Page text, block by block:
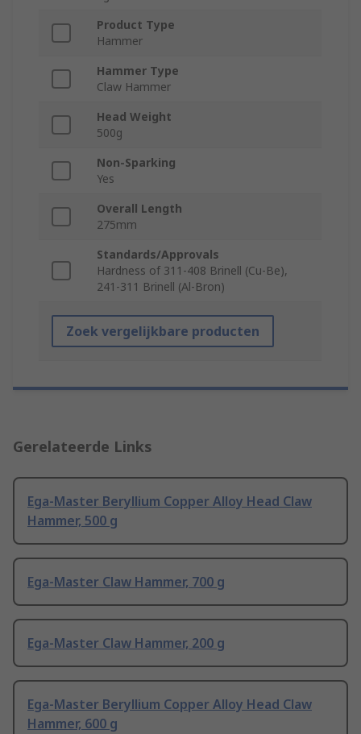
Product Type
Hammer
Hammer Type
Claw Hammer
Head Weight
500g
Non-Sparking
Yes
Overall Length
275mm
Standards/Approvals
Hardness of 311-408 Brinell (Cu-Be),
241-311 Brinell (Al-Bron)
Zoek vergelijkbare producten
Gerelateerde Links
Ega-Master Beryllium Copper Alloy Head Claw
Hammer, 500 g
Ega-Master Claw Hammer, 700 g
Ega-Master Claw Hammer, 200 g
Ega-Master Beryllium Copper Alloy Head Claw
Hammer, 600 g